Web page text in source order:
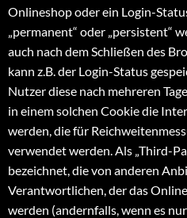
Onlineshop oder ein Login-
„permanent“ oder „persistent“
auch nach dem Schließen des
kann z.B. der Login-Status
Nutzer diese nach mehreren
in einem solchen Cookie die
werden, die für
verwendet werden. Als „Third-
bezeichnet, die von anderen
Verantwortlichen, der das
werden (andernfalls, wenn es